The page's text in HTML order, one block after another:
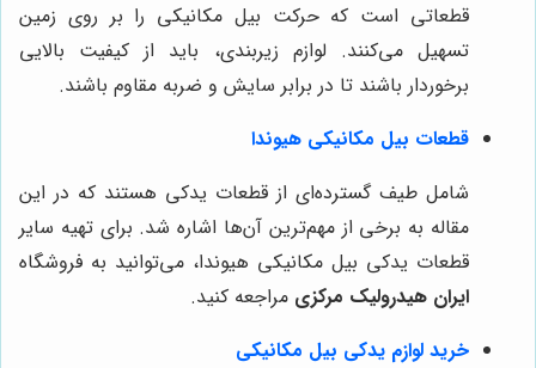
قطعاتی است که حرکت بیل مکانیکی را بر روی زمین
تسهیل می‌کنند. لوازم زیربندی، باید از کیفیت بالایی
برخوردار باشند تا در برابر سایش و ضربه مقاوم باشند.
قطعات بیل مکانیکی هیوندا
شامل طیف گسترده‌ای از قطعات یدکی هستند که در این
مقاله به برخی از مهم‌ترین آن‌ها اشاره شد. برای تهیه سایر
قطعات یدکی بیل مکانیکی هیوندا، می‌توانید به فروشگاه
ایران هیدرولیک مرکزی مراجعه کنید.
خرید لوازم یدکی بیل مکانیکی